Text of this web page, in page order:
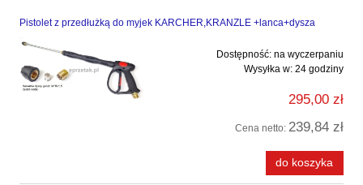
Pistolet z przedłużką do myjek KARCHER,KRANZLE +lanca+dysza
Dostępność: na wyczerpaniu
Wysyłka w: 24 godziny
295,00 zł
Cena netto: 239,84 zł
do koszyka